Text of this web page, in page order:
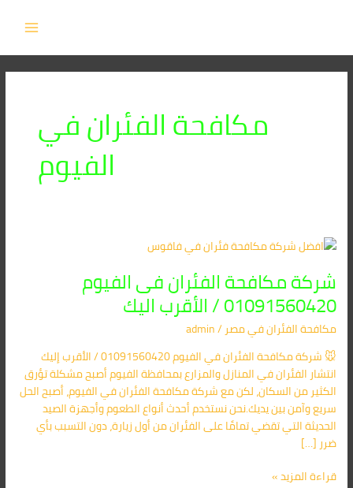
مكافحة الفئران في
الفيوم
شركة مكافحة الفئران فى الفيوم
01091560420 / الأقرب اليك
مكافحة الفئران​ في مصر/
admin
🐭 شركة مكافحة الفئران في الفيوم 01091560420 / الأقرب إليك
انتشار الفئران في المنازل والمزارع بمحافظة الفيوم أصبح مشكلة تؤرق
الكثير من السكان، لكن مع شركة مكافحة الفئران في الفيوم، أصبح الحل
سريع وآمن بين يديك.نحن نستخدم أحدث أنواع الطعوم وأجهزة الصيد
الحديثة التي تقضي تمامًا على الفئران من أول زيارة، دون التسبب بأي
ضرر […]
شركة
الفئران
فى
الفيوم
01091560420
/
الأقرب
اليك
قراءة المزيد »